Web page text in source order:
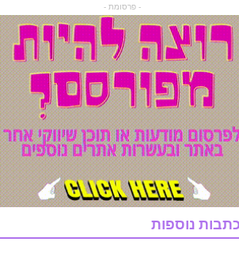
- פרסומת -
נוספות